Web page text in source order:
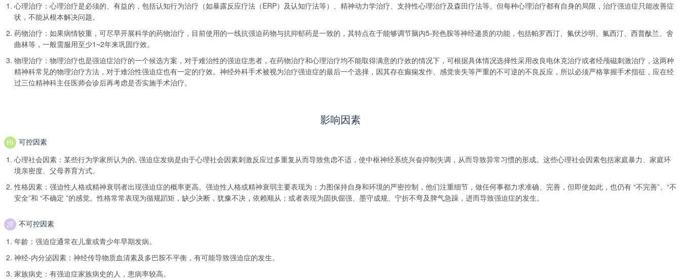
心理治疗：心理治疗是必须的、有益的，包括认知行为治疗（如暴露反应疗法（ERP）及认知疗法等）、精神动力学治疗、支持性心理治疗及森田疗法等。但每种心理治疗都有自身的局限，治疗强迫症只能改善症
状，不能从根本解决问题。
药物治疗：如果病情较重，可尽早开展科学的药物治疗，目前使用的一线抗强迫药物与抗抑郁药是一致的，其特点在于能够调节脑内5-羟色胺等神经递质的功能，包括帕罗西汀、氟伏沙明、氟西汀、西普酞兰、舍
曲林等，一般需服用至少1~2年来巩固疗效。
物理治疗：物理治疗也是强迫症治疗的一个候选方案，对于难治性的强迫症患者，在药物治疗和心理治疗均不能取得满意的疗效的情况下，可根据具体情况选择性采用改良电休克治疗或者经颅磁刺激治疗，这两种
精神科常见的物理治疗方法，对于难治性强迫症也有一定的疗效。神经外科手术被视为治疗强迫症的最后一个选择，因其存在癫痫发作、感觉丧失等严重的不可逆的不良反应，所以必须严格掌握手术指征，应在经
过三位精神科主任医师会诊后再考虑是否实施手术治疗。
影响因素
可控因素
心理社会因素：某些行为学家所认为的, 强迫症发病是由于心理社会因素刺激反应过多重复从而导致焦虑不适，使中枢神经系统兴奋抑制失调，从而导致异常习惯的形成。这些心理社会因素包括家庭暴力、家庭环
境亲密度、父母养育方式。
性格因素：强迫性人格或精神衰弱者出现强迫症的概率更高。强迫性人格或精神衰弱主要表现为：力图保持自身和环境的严密控制，他们注重细节，做任何事都力求准确、完善，但即使如此，也仍有 “不完善”、“不
安全”和 “不确定 ”的感觉。性格常常表现为循规蹈矩，缺少决断，犹豫不决，依赖顺从；或者表现为固执倔强、墨守成规、宁折不弯及脾气急躁，进而导致强迫症的发生。
不可控因素
年龄：强迫症通常在儿童或青少年早期发病。
神经-内分泌因素：神经传导物质血清素及多巴胺不平衡，有可能导致强迫症的发生。
家族病史：有强迫症家族病史的人，患病率较高。